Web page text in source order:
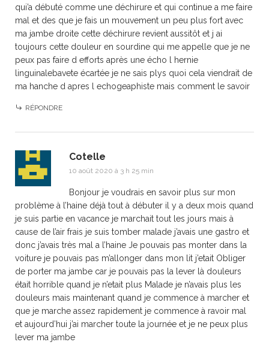
qui’a débuté comme une déchirure et qui continue a me faire
mal et des que je fais un mouvement un peu plus fort avec
ma jambe droite cette déchirure revient aussitôt et j ai
toujours cette douleur en sourdine qui me appelle que je ne
peux pas faire d efforts après une écho l hernie
linguinalebavete écartée je ne sais plys quoi cela viendrait de
ma hanche d apres l echogeaphiste mais comment le savoir
RÉPONDRE
Cotelle
10 août 2020 à 3 h 25 min
Bonjour je voudrais en savoir plus sur mon
problème à l’haine déjà tout à débuter il y a deux mois quand
je suis partie en vacance je marchait tout les jours mais à
cause de l’air frais je suis tomber malade j’avais une gastro et
donc j’avais très mal a l’haine Je pouvais pas monter dans la
voiture je pouvais pas m’allonger dans mon lit j’etait Obliger
de porter ma jambe car je pouvais pas la lever là douleurs
était horrible quand je n’etait plus Malade je n’avais plus les
douleurs mais maintenant quand je commence à marcher et
que je marche assez rapidement je commence à ravoir mal
et aujourd’hui j’ai marcher toute la journée et je ne peux plus
lever ma jambe